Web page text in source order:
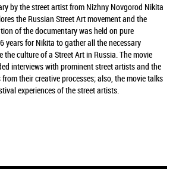
by the street artist from Nizhny Novgorod Nikita
the Russian Street Art movement and the
of the documentary was held on pure
years for Nikita to gather all the necessary
the culture of a Street Art in Russia. The movie
interviews with prominent street artists and the
their creative processes; also, the movie talks
experiences of the street artists.